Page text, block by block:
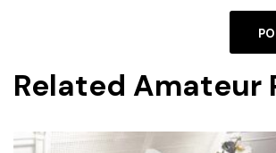
Related Amateur